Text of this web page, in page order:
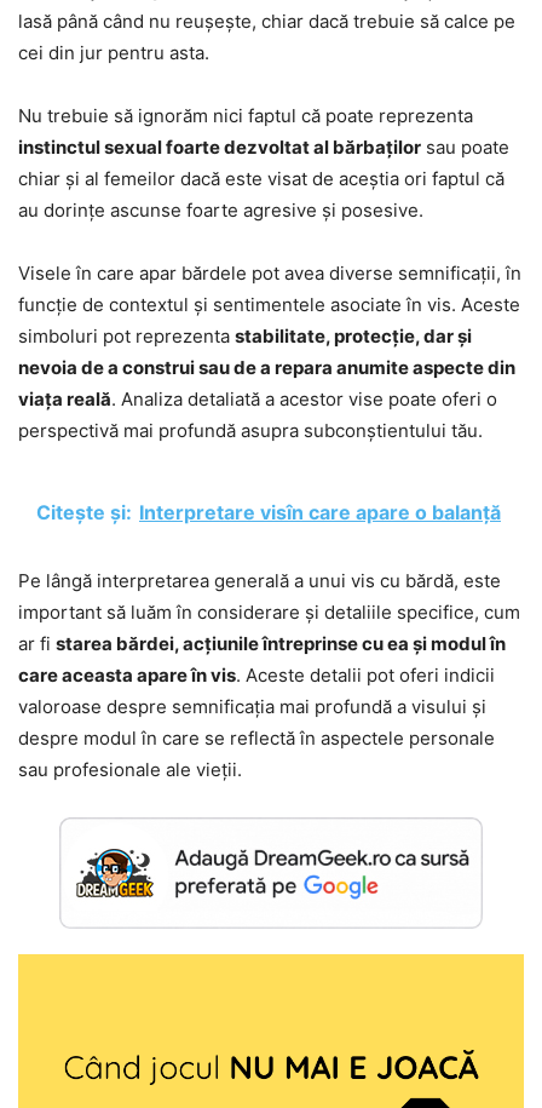
lasă până când nu reușește, chiar dacă trebuie să calce pe
cei din jur pentru asta.
Nu trebuie să ignorăm nici faptul că poate reprezenta
instinctul sexual foarte dezvoltat al bărbaților sau poate
chiar și al femeilor dacă este visat de aceștia ori faptul că
au dorințe ascunse foarte agresive și posesive.
Visele în care apar bărdele pot avea diverse semnificații, în
funcție de contextul și sentimentele asociate în vis. Aceste
simboluri pot reprezenta stabilitate, protecție, dar și
nevoia de a construi sau de a repara anumite aspecte din
viața reală. Analiza detaliată a acestor vise poate oferi o
perspectivă mai profundă asupra subconștientului tău.
Citește și: Interpretare visîn care apare o balanță
Pe lângă interpretarea generală a unui vis cu bărdă, este
important să luăm în considerare și detaliile specifice, cum
ar fi starea bărdei, acțiunile întreprinse cu ea și modul în
care aceasta apare în vis. Aceste detalii pot oferi indicii
valoroase despre semnificația mai profundă a visului și
despre modul în care se reflectă în aspectele personale
sau profesionale ale vieții.